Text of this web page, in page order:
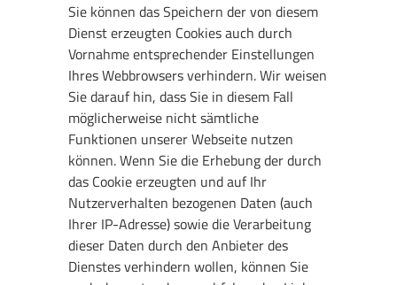
Sie können das Speichern der von diesem
Dienst erzeugten Cookies auch durch
Vornahme entsprechender Einstellungen
Ihres Webbrowsers verhindern. Wir weisen
Sie darauf hin, dass Sie in diesem Fall
möglicherweise nicht sämtliche
Funktionen unserer Webseite nutzen
können. Wenn Sie die Erhebung der durch
das Cookie erzeugten und auf Ihr
Nutzerverhalten bezogenen Daten (auch
Ihrer IP-Adresse) sowie die Verarbeitung
dieser Daten durch den Anbieter des
Dienstes verhindern wollen, können Sie